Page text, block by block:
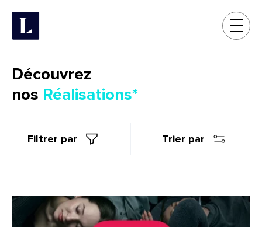
Site internet
Découvrez
nos Réalisations
Filtrer par Trier par